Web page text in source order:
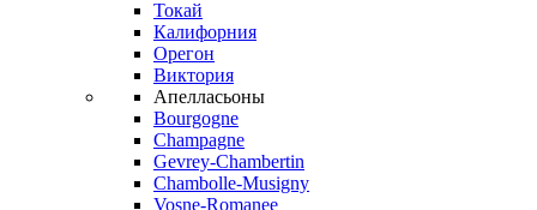
Токай
Калифорния
Орегон
Виктория
Апелласьоны
Bourgogne
Champagne
Gevrey-Chambertin
Chambolle-Musigny
Vosne-Romanee